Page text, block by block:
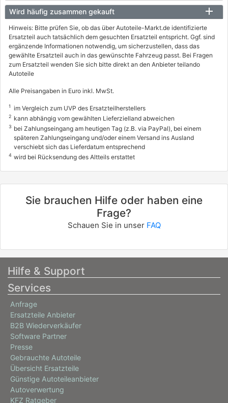
FOCUS II (DA_, HCP, DP)
1.8
92 / 125
03/2006 - 09/2012
8566621, 8566AAZ
FOCUS II Stufenheck (DB_, FCH, DH)
1.8
92 / 125
03/2006 - 09/2012
8566618, 8566ABU
info
FOCUS II Turnier (DA_, FFS, DS)
92 / 125
Wird häufig zusammen gekauft
Hinweis: Bitte prüfen Sie, ob das über Autoteile-Markt.de identifizierte
Ersatzteil auch tatsächlich dem gesuchten Ersatzteil entspricht. Ggf. sind
ergänzende Informationen notwendig, um sicherzustellen, dass das
gewählte Ersatzteil auch in das gewünschte Fahrzeug passt. Bei Fragen
zum Ersatzteil wenden Sie sich bitte direkt an den Anbieter teilando
Autoteile
Alle Preisangaben in Euro inkl. MwSt.
1 im Vergleich zum UVP des Ersatzteilherstellers
2 kann abhängig vom gewählten Lieferzielland abweichen
3 bei Zahlungseingang am heutigen Tag (z.B. via PayPal), bei einem
späteren Zahlungseingang und/oder einem Versand ins Ausland
verschiebt sich das Lieferdatum entsprechend
4 wird bei Rücksendung des Altteils erstattet
Sie brauchen Hilfe oder haben eine
Frage?
Schauen Sie in unser FAQ
Hilfe & Support
Services
Anfrage
Ersatzteile Anbieter
B2B Wiederverkäufer
Software Partner
Presse
Gebrauchte Autoteile
Übersicht Ersatzteile
Günstige Autoteileanbieter
Autoverwertung
KFZ Ratgeber